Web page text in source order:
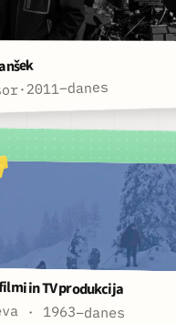
·2011–danes
in TV produkcija
· 1963–danes